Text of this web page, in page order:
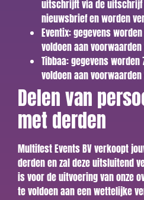
uitschrijft via de
nieuwsbrief en worden
Eventix: gegevens
voldoen aan
Tibbaa: gegevens
voldoen aan
Delen van
met derden
Multifest Events BV verkoopt
derden en zal deze uitsluitend
is voor de uitvoering van onze
te voldoen aan een wettelijke